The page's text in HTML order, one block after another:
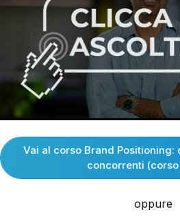
Vai al corso Brand
concorrenti
oppure